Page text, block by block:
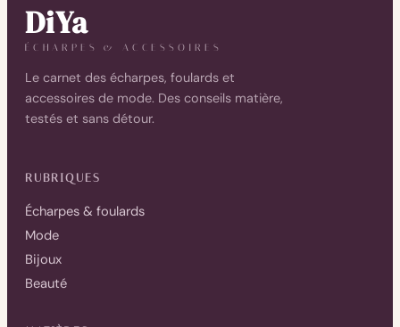
DiYa
ÉCHARPES & ACCESSOIRES
Le carnet des écharpes, foulards et
accessoires de mode. Des conseils matière,
testés et sans détour.
RUBRIQUES
Écharpes & foulards
Mode
Bijoux
Beauté